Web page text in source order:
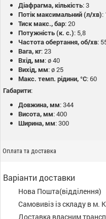
Діафрагма, кількість: 3
Потік максимальний (л/хв):
Тиск макс., бар: 20
Потужність (к. с.): 5,8
Частота обертання, об/хв:
Вага, кг: 23
Вхід, мм: ø 40
Вихід, мм: ø 25
Макс. темп. рідини, °C: 60
Габарити:
Довжина, мм: 344
Висота, мм: 400
Ширина, мм: 300
Оплата та доставка
Варіанти доставки
Нова Пошта(відділення)
Самовивіз із складу в м.
Доставка власним